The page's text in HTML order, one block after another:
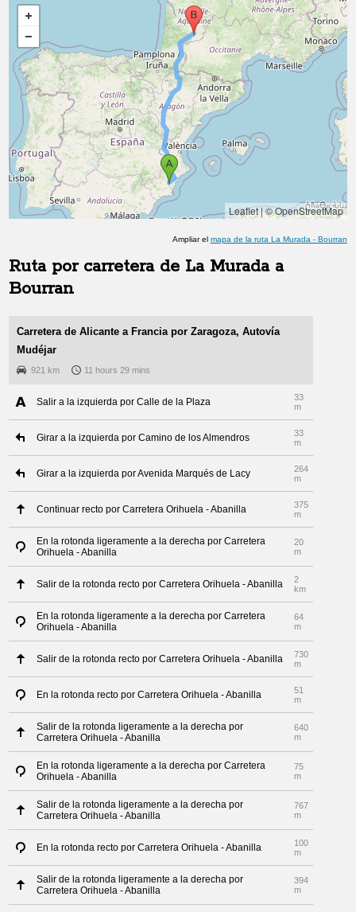
Leaflet|© OpenStreetMap
Ampliar el mapa de la ruta La Murada - Bourran
Ruta por carretera de La Muradaa
Bourran
Carretera de Alicante a Francia por Zaragoza, Autovía
Mudéjar
921 km 11 hours 29 mins
Salir a la izquierda por Calle de la Plaza
33
m
Girar a la izquierda por Camino de los Almendros
33
m
Girar a la izquierda por Avenida Marqués de Lacy
264
m
Continuar recto por Carretera Orihuela - Abanilla
375
m
En la rotonda ligeramente a la derecha por Carretera
Orihuela - Abanilla
20
m
Salir de la rotonda recto por Carretera Orihuela - Abanilla
2
km
En la rotonda ligeramente a la derecha por Carretera
Orihuela - Abanilla
64
m
Salir de la rotonda recto por Carretera Orihuela - Abanilla
730
m
En la rotonda recto por Carretera Orihuela - Abanilla
51
m
Salir de la rotonda ligeramente a la derecha por
Carretera Orihuela - Abanilla
640
m
En la rotonda ligeramente a la derecha por Carretera
Orihuela - Abanilla
75
m
Salir de la rotonda ligeramente a la derecha por
Carretera Orihuela - Abanilla
767
m
En la rotonda recto por Carretera Orihuela - Abanilla
100
m
Salir de la rotonda ligeramente a la derecha por
Carretera Orihuela - Abanilla
394
m